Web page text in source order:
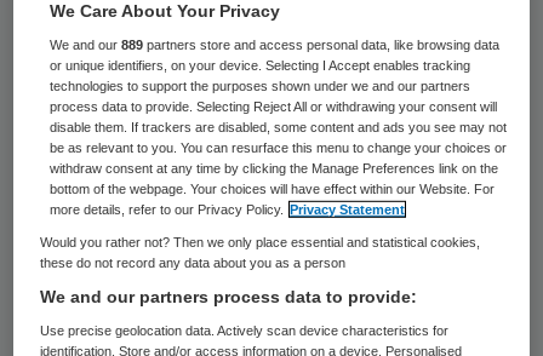
Nederlandse huisartsen heeft 35 procent
ervaring met amateursporters die klachten
hebben na gebruik van doping, aldus
Nieuwsuur.
De Dopingautoriteit zegt zich woensdag in
deuitzendingte herkennen in die
uitkomsten. “Als je kijkt hoeveel
dopinggebruikers er in Nederland zijn, zo’n
160 duizend, en als je kijkt naar hoe veel
We Care About Your Privacy
We and our889 partners store and access personal data, like browsing data
or unique identifiers, on your device. Selecting I Accept enables tracking
technologies to support the purposes shown under we and our partners
process data to provide. Selecting Reject All or withdrawing your consent will
disable them. If trackers are disabled, some content and ads you see may not
be as relevant to you. You can resurface this menu to change your choices or
withdraw consent at any time by clicking the Manage Preferences link on the
bottom of the webpage. Your choices will have effect within our Website. For
more details, refer to our Privacy Policy.
Privacy Statement
Would you rather not? Then we only place essential and statistical cookies,
these do not record any data about you as a person
We and our partners process data to provide:
Use precise geolocation data. Actively scan device characteristics for
identification. Store and/or access information on a device. Personalised